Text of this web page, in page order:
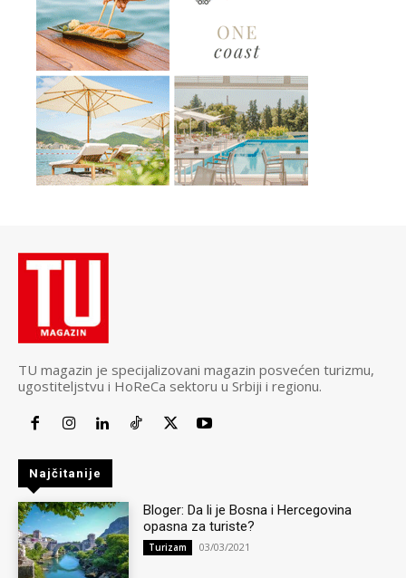
TU magazin je specijalizovani magazin posvećen turizmu,
ugostiteljstvu i HoReCa sektoru u Srbiji i regionu.
Najčitanije
Bloger: Da li je Bosna i Hercegovina
opasna za turiste?
Turizam 03/03/2021